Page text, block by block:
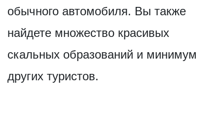
обычного автомобиля. Вы также
найдете множество красивых
скальных образований и минимум
других туристов.